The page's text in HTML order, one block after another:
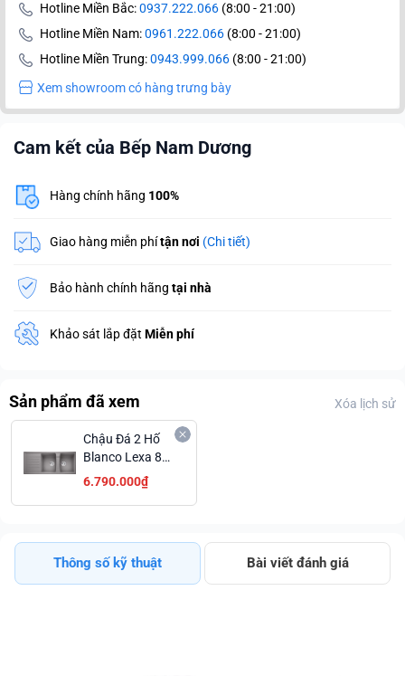
Hotline Miền Bắc:0937.222.066 (8:00 - 21:00)
Hotline Miền Nam:0961.222.066 (8:00 - 21:00)
Hotline Miền Trung:0943.999.066 (8:00 - 21:00)
Xem showroom có hàng trưng bày
Cam kết của Bếp Nam Dương
Hàng chính hãng 100%
Giao hàng miễn phítận nơi (Chi tiết)
Bảo hành chính hãng tại nhà
Khảo sát lắp đặt Miễn phí
Sản phẩm đã xem Xóa lịch sử
Chậu Đá 2 Hố
Blanco Lexa 8s
Alumetalic Có
Bàn Chờ Rộng
6.790.000₫
Thông số kỹ thuật Bài viết đánh giá